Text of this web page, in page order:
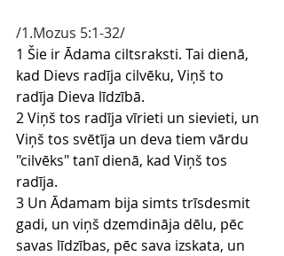
/1.Mozus 5:1-32/
1 Šie ir Ādama ciltsraksti. Tai dienā,
kad Dievs radīja cilvēku, Viņš to
radīja Dieva līdzībā.
2 Viņš tos radīja vīrieti un sievieti, un
Viņš tos svētīja un deva tiem vārdu
"cilvēks" tanī dienā, kad Viņš tos
radīja.
3 Un Ādamam bija simts trīsdesmit
gadi, un viņš dzemdināja dēlu, pēc
savas līdzības, pēc sava izskata, un